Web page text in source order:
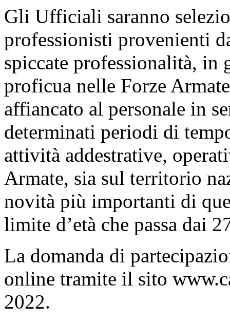
Gli Ufficiali saranno
professionisti provenienti
spiccate professionalità, in
proficua nelle Forze
affiancato al personale in
determinati periodi di
attività addestrative,
Armate, sia sul territorio
novità più importanti di
limite d’età che passa dai
La domanda di
online tramite il sito
2022.